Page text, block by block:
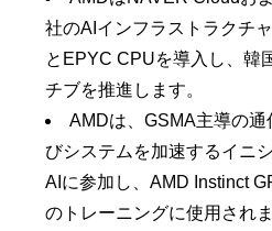
社のAIインフラストラクチ
とEPYC CPUを導入し、韓
チブを推進します。
AMDは、GSMA主導の
びシステムを加速するイニ
AIに参加し、AMD Instinct
のトレーニングに使用されま